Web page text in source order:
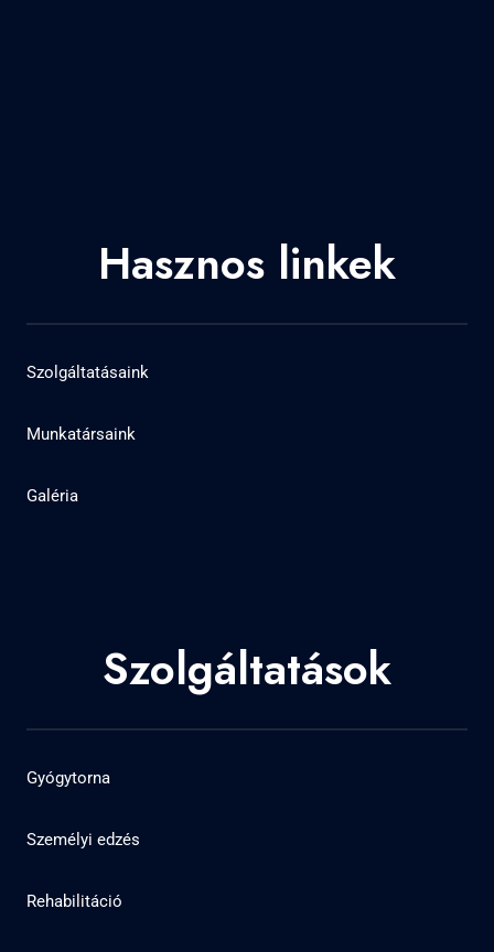
Hasznos linkek
Szolgáltatásaink
Munkatársaink
Galéria
Szolgáltatások
Gyógytorna
Személyi edzés
Rehabilitáció